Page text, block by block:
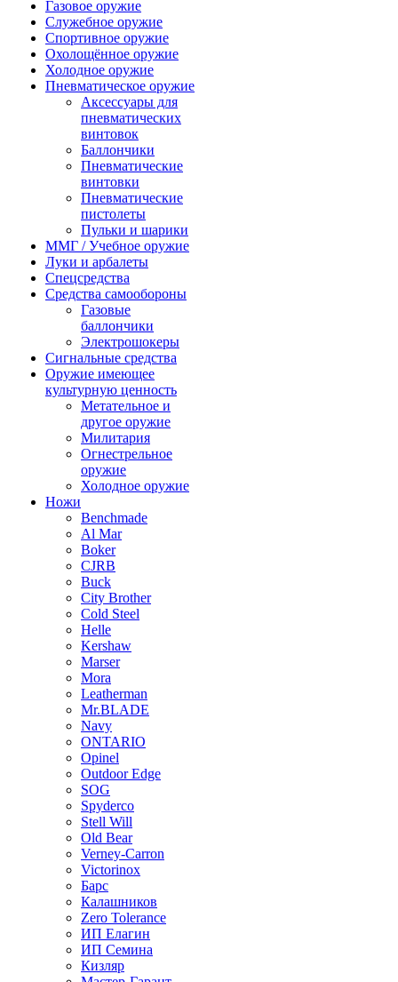
Газовое оружие
Служебное оружие
Спортивное оружие
Охолощённое оружие
Холодное оружие
Пневматическое оружие
Аксессуары для
пневматических
винтовок
Баллончики
Пневматические
винтовки
Пневматические
пистолеты
Пульки и шарики
ММГ / Учебное оружие
Луки и арбалеты
Спецсредства
Средства самообороны
Газовые
баллончики
Электрошокеры
Сигнальные средства
Оружие имеющее
культурную ценность
Метательное и
другое оружие
Милитария
Огнестрельное
оружие
Холодное оружие
Ножи
Benchmade
Al Mar
Boker
CJRB
Buck
City Brother
Cold Steel
Helle
Kershaw
Marser
Mora
Leatherman
Mr.BLADE
Navy
ONTARIO
Opinel
Outdoor Edge
SOG
Spyderco
Stell Will
Old Bear
Verney-Carron
Victorinox
Барс
Калашников
Zero Tolerance
ИП Елагин
ИП Семина
Кизляр